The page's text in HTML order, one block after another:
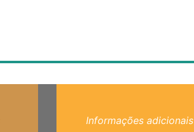
Informações adicionais